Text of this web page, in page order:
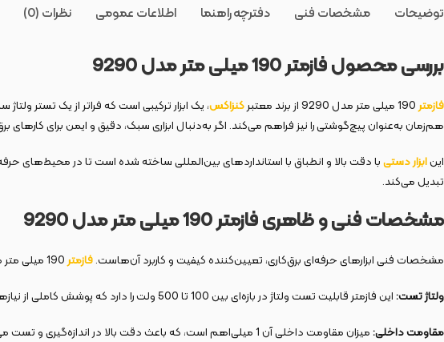
توضیحات نظرات (0) مشخصات فنی اطلاعات عمومی دفترچه راهنما
بررسی محصول فازمتر 190 میلی متر مدل 9290
فازمتر کنزاکس، یک ابزار ترکیبی است که فراتر از یک تستر
هم‌زمان به‌عنوان پیچ‌گوشتی را نیز فراهم می‌کند. اگر به‌دنبال ابزاری سبک، دقیق و ایمن برای کارهای
اینابزار دستیبا دقت بالا و انطباق با استانداردهای بین‌المللی ساخته شده است تا در محیط‌های
تبدیل می‌کند.
مشخصات فنی و ظاهری فازمتر 190 میلی متر مدل 9290
مشخصات فنی ابزارهای حرفه‌ای برق‌کاری، تعیین‌کننده کیفیت و کاربرد آن‌هاست.فازمتر
ولتاژ تست:این فازمتر قابلیت تست ولتاژ در بازه‌ای بین 100 تا 500 ولت را دارد که پوشش کاملی از نیازهای برق‌کاری صنعتی و خانگی را فراهم می‌کند.
مقاومت داخلی:میزان مقاومت داخلی آن 1 میلی‌اهم است، که باعث دقت بالا در اندازه‌گیری و تست می‌شود.